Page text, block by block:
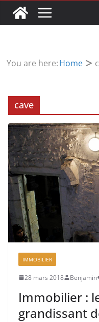
You are here:Home
cave
IMMOBILIER
28 mars 2018 Benjamin
Immobilier :
grandissant